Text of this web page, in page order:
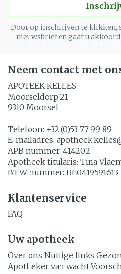
Door op inschrijven te klikken,
nieuwsbrief en gaat u
Neem contact met
APOTEEK KELLES
Moorseldorp 21
9310 Moorsel
Telefoon: +32 (0)53 77 99 89
E-mailadres:
APB nummer: 414202
Apotheek titularis: Tina
BTW nummer: BE0419591613
Klantenservice
FAQ
Uw apotheek
Over ons Nuttige links
Apotheker van wacht